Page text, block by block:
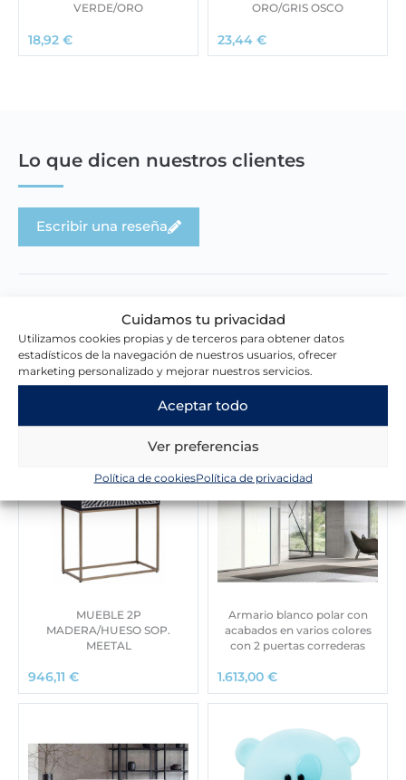
Cuidamos tu privacidad
Utilizamos cookies propias y de terceros para obtener datos
estadísticos de la navegación de nuestros usuarios, ofrecer
marketing personalizado y mejorar nuestros servicios.
Aceptar todo
Ver preferencias
Política de cookiesPolítica de privacidad
VERDE/ORO
18,92 €
ORO/GRIS OSCO
23,44 €
Lo que dicen nuestros clientes
Escribir una reseña
Novedades en la tienda
MUEBLE 2P
MADERA/HUESO SOP.
MEETAL
946,11 €
Armario blanco polar con
acabados en varios colores
con 2 puertas correderas
1.613,00 €